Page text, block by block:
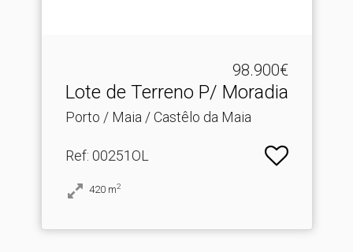
98.900€
Lote de Terreno P/ Moradia
Porto / Maia / Castêlo da Maia
Ref: 00251OL
420 m2